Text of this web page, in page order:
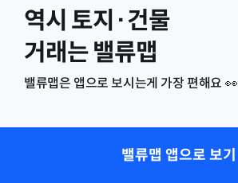
역시 토지·건물
거래는 밸류맵
밸류맵은 앱으로 보시는게 가장 편해요 👀
밸류맵 앱으로 보기